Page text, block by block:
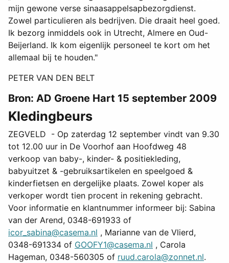
mijn gewone verse sinaasappelsapbezorgdienst.
Zowel particulieren als bedrijven. Die draait heel goed.
Ik bezorg inmiddels ook in Utrecht, Almere en Oud-
Beijerland. Ik kom eigenlijk personeel te kort om het
allemaal bij te houden."
PETER VAN DEN BELT
Bron: AD Groene Hart 15 september 2009
Kledingbeurs
ZEGVELD - Op zaterdag 12 september vindt van 9.30
tot 12.00 uur in De Voorhof aan Hoofdweg 48
verkoop van baby-, kinder- & positiekleding,
babyuitzet & -gebruiksartikelen en speelgoed &
kinderfietsen en dergelijke plaats. Zowel koper als
verkoper wordt tien procent in rekening gebracht.
Voor informatie en klantnummer informeer bij: Sabina
van der Arend, 0348-691933 of
icor_sabina@casema.nl , Marianne van de Vlierd,
0348-691334 of GOOFY1@casema.nl , Carola
Hageman, 0348-560305 of ruud.carola@zonnet.nl.